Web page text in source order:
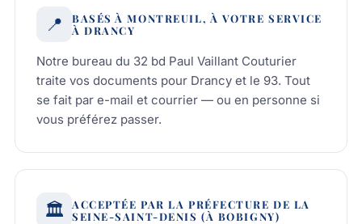
📍
BASÉS À MONTREUIL, À VOTRE SERVICE
À DRANCY
Notre bureau du 32 bd Paul Vaillant Couturier
traite vos documents pour Drancy et le 93. Tout
se fait par e-mail et courrier — ou en personne si
vous préférez passer.
🏛️
ACCEPTÉE PAR LA PRÉFECTURE DE LA
SEINE-SAINT-DENIS (À BOBIGNY)